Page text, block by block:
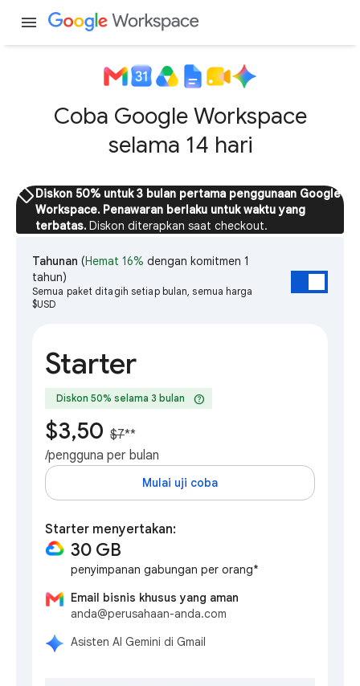
menu
Coba Google Workspace
selama 14 hari
sellDiskon 50% untuk 3 bulan pertama penggunaan Google
Workspace. Penawaran berlaku untuk waktu yang
terbatas. Diskon diterapkan saat checkout.
Tahunan (Hemat 16% dengan komitmen 1
tahun)
Semua paket ditagih setiap bulan, semua harga
$USD
Starter
Diskon 50% selama 3 bulan help
$3,50 $7**
/pengguna per bulan
Mulai uji coba
Starter menyertakan:
30 GB
penyimpanan gabungan per orang*
Email bisnis khusus yang aman
anda@perusahaan-anda.com
Asisten AI Gemini di Gmail